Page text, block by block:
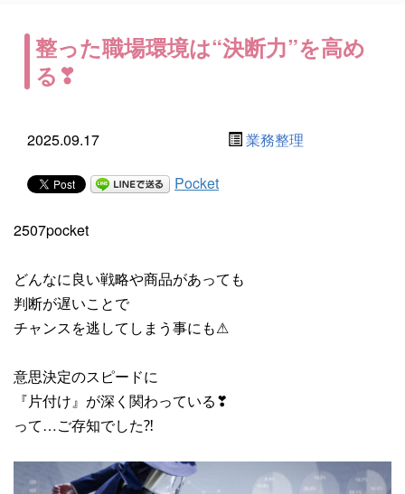
整った職場環境は“決断力”を高め
る❣
2025.09.17 業務整理
Pocket
2507pocket
どんなに良い戦略や商品があっても
判断が遅いことで
チャンスを逃してしまう事にも⚠
意思決定のスピードに
『片付け』が深く関わっている❣
って…ご存知でした⁈